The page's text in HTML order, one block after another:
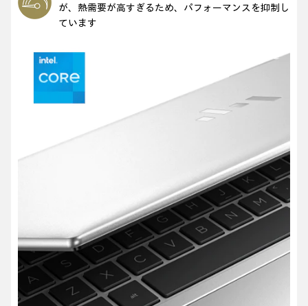
が、熱需要が高すぎるため、パフォーマンスを抑制し
ています